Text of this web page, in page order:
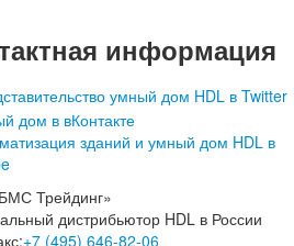
информация
Трейдинг»
дистрибьютор HDL в России
+7 (495) 646-82-06